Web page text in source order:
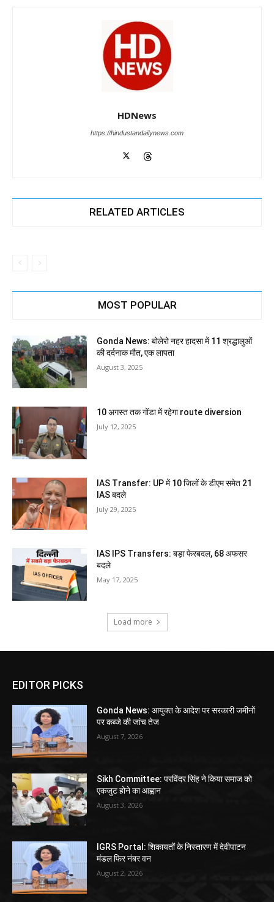
HDNews
https://hindustandailynews.com
RELATED ARTICLES
MOST POPULAR
Gonda News: बोलेरो नहर हादसा में 11 श्रद्धालुओं
की दर्दनाक मौत, एक लापता
August 3, 2025
10 अगस्त तक गोंडा में रहेगा route diversion
July 12, 2025
IAS Transfer: UP में 10 जिलों के डीएम समेत 21
IAS बदले
July 29, 2025
IAS IPS Transfers: बड़ा फेरबदल, 68 अफसर
बदले
May 17, 2025
Load more
EDITOR PICKS
Gonda News: आयुक्त के आदेश पर सरकारी जमीनों
पर कब्जे की जांच तेज
August 7, 2026
Sikh Committee: परविंदर सिंह ने किया समाज को
एकजुट होने का आह्वान
August 3, 2026
IGRS Portal: शिकायतों के निस्तारण में देवीपाटन
मंडल फिर नंबर वन
August 2, 2026